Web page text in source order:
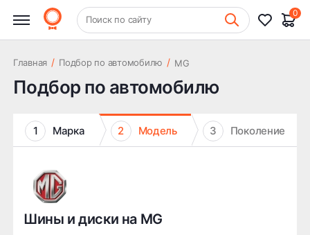
+7 (831) 261-35-35 Шиномонтаж
Поиск по сайту
0
Главная / Подбор по автомобилю / MG
Подбор по автомобилю
1 Марка 2 Модель 3 Поколение
Шины и диски на MG